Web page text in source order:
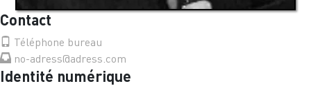
Contact
Téléphone bureau
no-adress@adress.com
Identité numérique